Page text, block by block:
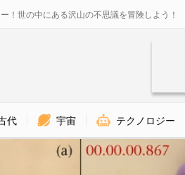
！世の中にある沢山の不思議を冒険しよう！
代 宇宙 テクノロジー